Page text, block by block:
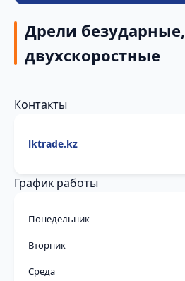
Дрели безударные,
двухскоростные
Контакты
lktrade.kz
График работы
Понедельник
Вторник
Среда